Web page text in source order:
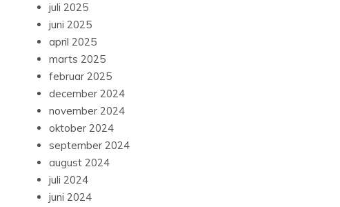
juli 2025
juni 2025
april 2025
marts 2025
februar 2025
december 2024
november 2024
oktober 2024
september 2024
august 2024
juli 2024
juni 2024